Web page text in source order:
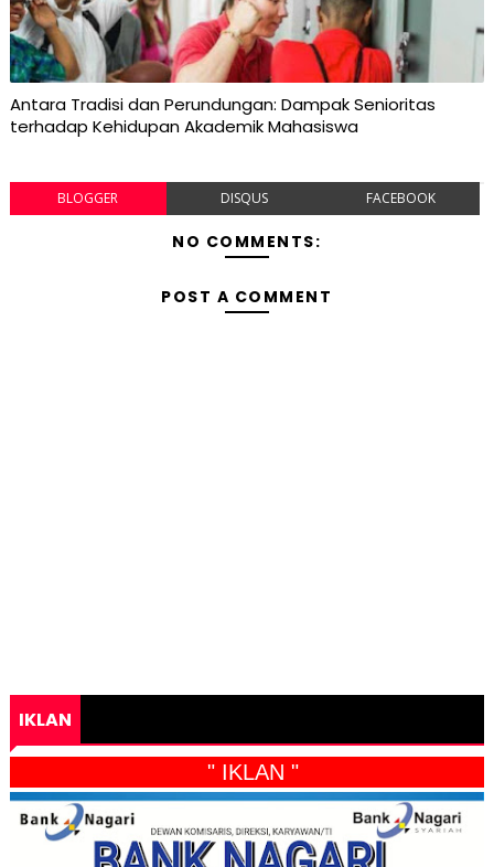
Antara Tradisi dan Perundungan: Dampak Senioritas
terhadap Kehidupan Akademik Mahasiswa
BLOGGER DISQUS FACEBOOK
NO COMMENTS:
POST A COMMENT
IKLAN
" IKLAN "